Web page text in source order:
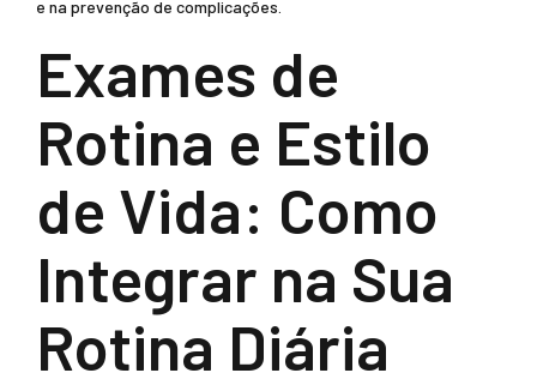
e na prevenção de complicações.
Exames de
Rotina e Estilo
de Vida: Como
Integrar na Sua
Rotina Diária